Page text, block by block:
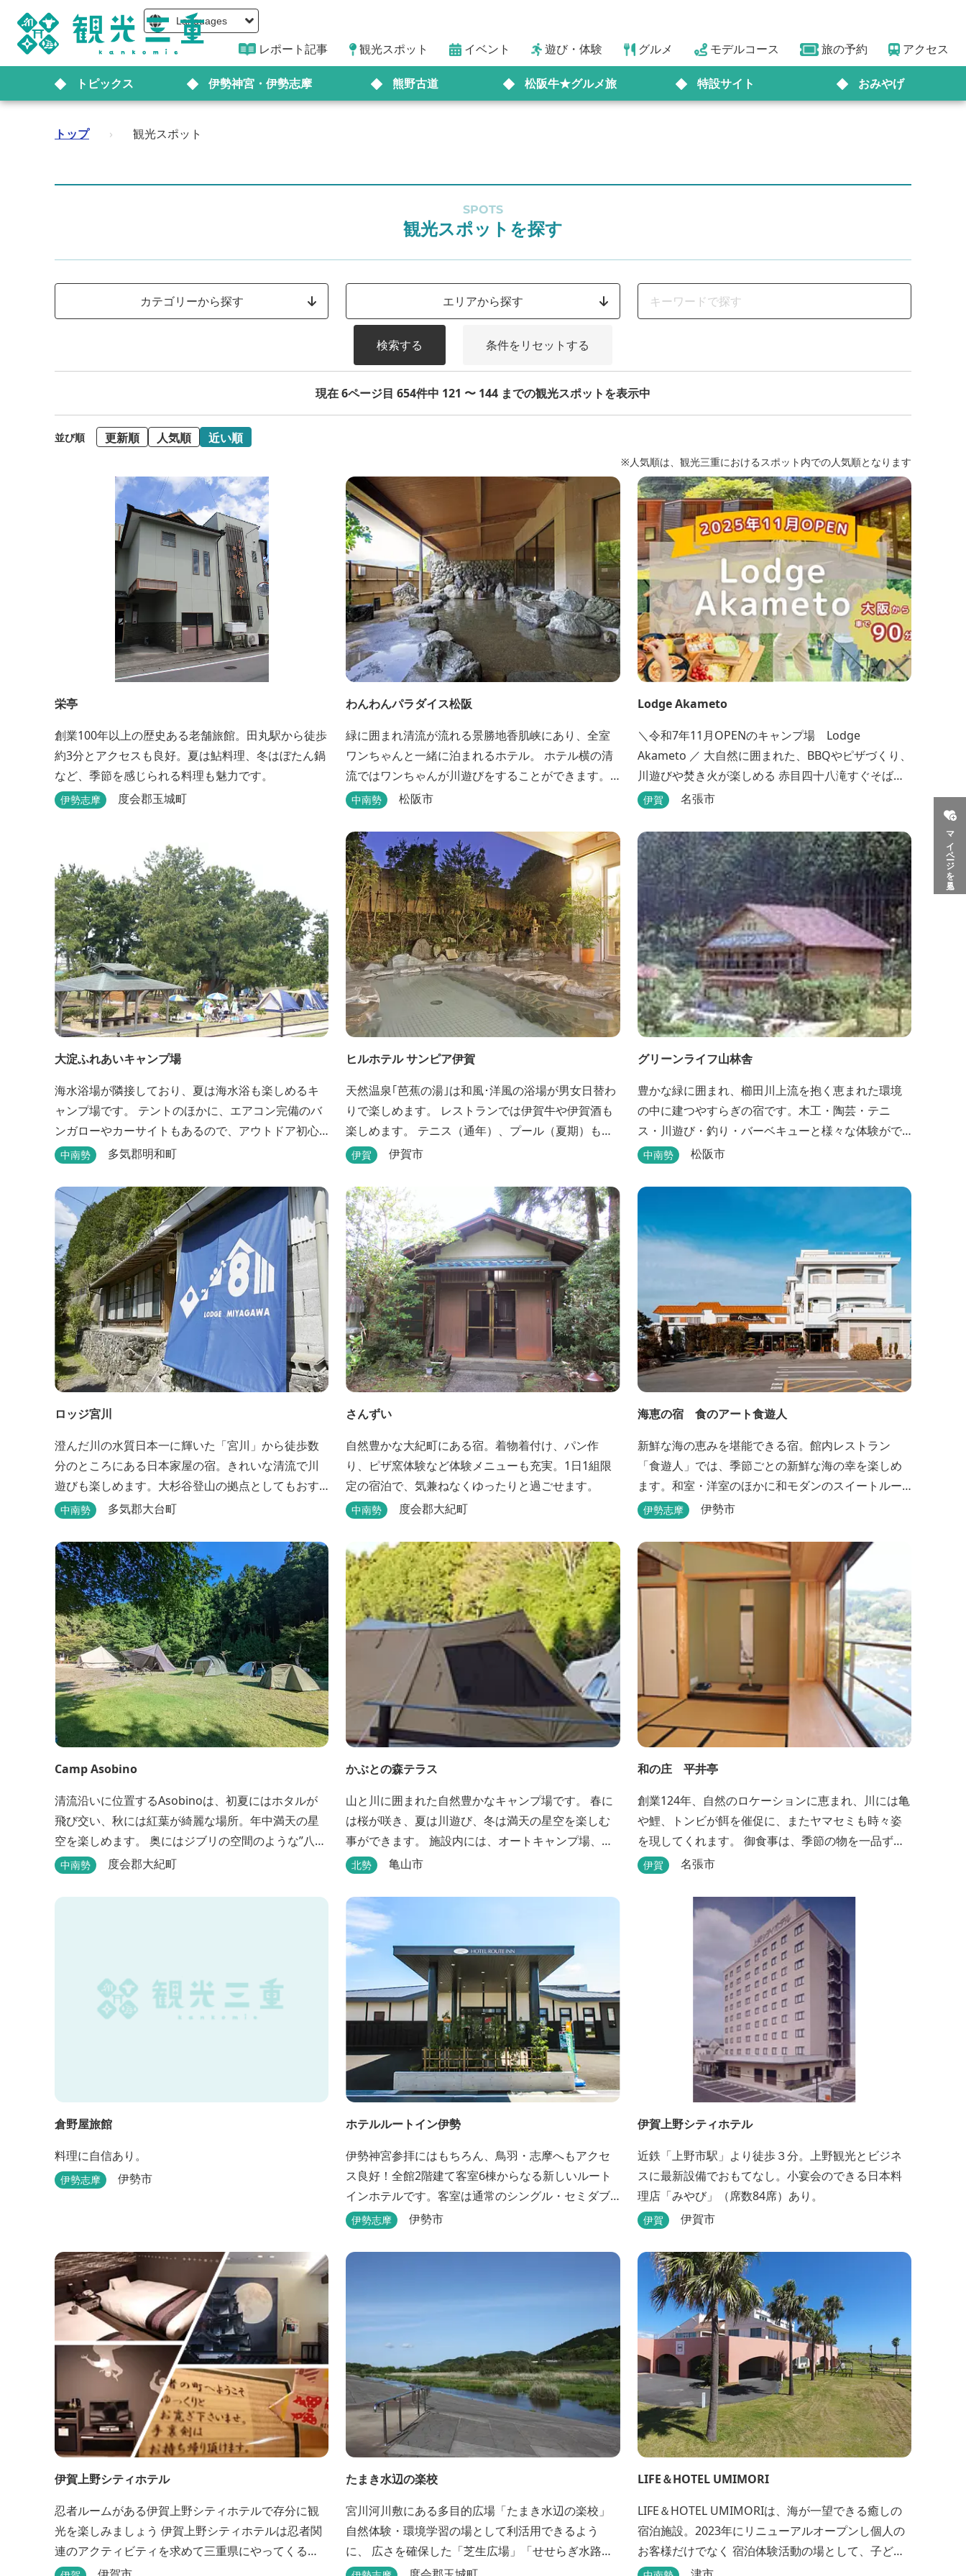
Languages
レポート記事 観光スポット イベント 遊び・体験 グルメ モデルコース 旅の予約 アクセス
トピックス 伊勢神宮・伊勢志摩 熊野古道 松阪牛★グルメ旅 特設サイト おみやげ
マイページを見る
トップ › 観光スポット
SPOTS
観光スポットを探す
カテゴリーから探す エリアから探す
検索する 条件をリセットする
現在 6ページ目 654件中 121 〜 144 までの観光スポットを表示中
並び順 更新順 人気順 近い順
※人気順は、観光三重におけるスポット内での人気順となります
栄亭
創業100年以上の歴史ある老舗旅館。田丸駅から徒歩
約3分とアクセスも良好。夏は鮎料理、冬はぼたん鍋
など、季節を感じられる料理も魅力です。
伊勢志摩 度会郡玉城町
わんわんパラダイス松阪
緑に囲まれ清流が流れる景勝地香肌峡にあり、全室
ワンちゃんと一緒に泊まれるホテル。 ホテル横の清
流ではワンちゃんが川遊びをすることができます。
天然温泉「香肌の湯」は鉄分を含んだお湯が特徴。
イト ワクワク松阪 へ。
中南勢 松阪市
Lodge Akameto
＼令和7年11月OPENのキャンプ場 Lodge
Akameto ／ 大自然に囲まれた、BBQやピザづくり、
川遊びや焚き火が楽しめる 赤目四十八滝すぐそばの
キャンプ場です。 ★大阪から車で90分・名古屋から
では、BBQをしながら子どもが川遊びをしているの
が見れる！ ★Wi-Fiがつながります！ ★日帰りBBQ
や大人数での研修も...
伊賀 名張市
大淀ふれあいキャンプ場
海水浴場が隣接しており、夏は海水浴も楽しめるキ
ャンプ場です。 テントのほかに、エアコン完備のバ
ンガローやカーサイトもあるので、アウトドア初心
者でも気軽にキャンプを楽しめます！ 管理棟、水
憩所、炊事場、水洗トイレ、毛布（有料）、駐車場
（宿泊の場合は無料、デイ利用の場合は有料）完備
しています。
中南勢 多気郡明和町
ヒルホテル サンピア伊賀
天然温泉｢芭蕉の湯｣は和風･洋風の浴場が男女日替わ
りで楽しめます。 レストランでは伊賀牛や伊賀酒も
楽しめます。 テニス（通年）、プール（夏期）もあ
ります。 伊賀流手裏剣道場、忍者変身処を常設して
http://www.hh-sunpia-iga.co.jp ※日替わりランチ、
日替わり薬湯などがタイムリーにチェックできま
す。
伊賀 伊賀市
グリーンライフ山林舎
豊かな緑に囲まれ、櫛田川上流を抱く恵まれた環境
の中に建つやすらぎの宿です。木工・陶芸・テニ
ス・川遊び・釣り・バーベキューと様々な体験がで
きます。心の一服にどうぞ。
中南勢 松阪市
ロッジ宮川
澄んだ川の水質日本一に輝いた「宮川」から徒歩数
分のところにある日本家屋の宿。きれいな清流で川
遊びも楽しめます。大杉谷登山の拠点としてもおす
すめです。
中南勢 多気郡大台町
さんずい
自然豊かな大紀町にある宿。着物着付け、パン作
り、ピザ窯体験など体験メニューも充実。1日1組限
定の宿泊で、気兼ねなくゆったりと過ごせます。
中南勢 度会郡大紀町
海恵の宿 食のアート食遊人
新鮮な海の恵みを堪能できる宿。館内レストラン
「食遊人」では、季節ごとの新鮮な海の幸を楽しめ
ます。和室・洋室のほかに和モダンのスイートルー
ムもあります。
伊勢志摩 伊勢市
Camp Asobino
清流沿いに位置するAsobinoは、初夏にはホタルが
飛び交い、秋には紅葉が綺麗な場所。年中満天の星
空を楽しめます。 奥にはジブリの空間のような”八重
谷湧水”、 他にも小さい鍾乳洞ですが太古を想像させ
wi-fi完備。テントサウナもご利用いただけます。 ま
中南勢 度会郡大紀町
かぶとの森テラス
山と川に囲まれた自然豊かなキャンプ場です。 春に
は桜が咲き、夏は川遊び、冬は満天の星空を楽しむ
事ができます。 施設内には、オートキャンプ場、芝
生のフリーサイト、林間のフリーサイトと3種類のキ
ンプを楽しむ事ができます。 テント泊が苦手な方
や、小さなお子様連れの方はコテージがおススメ。
大小合わせて6棟のコテージがあります。 キャン...
北勢 亀山市
和の庄 平井亭
創業124年、自然のロケーションに恵まれ、川には亀
や鯉、トンビが餌を催促に、またヤマセミも時々姿
を現してくれます。 御食事は、季節の物を一品ず
つ、手作りの味を楽しんで頂いております。（宿泊
伊賀 名張市
倉野屋旅館
料理に自信あり。
伊勢志摩 伊勢市
ホテルルートイン伊勢
伊勢神宮参拝にはもちろん、鳥羽・志摩へもアクセ
ス良好！全館2階建て客室6棟からなる新しいルート
インホテルです。客室は通常のシングル・セミダブ
ル・ ツインの他、畳敷きの和室もご用意しておりま
でお部屋でおくつろぎください。 また、朝食バイキ
備、全室インターネット回線完備（Wi-Fi・LAN接...
伊勢志摩 伊勢市
伊賀上野シティホテル
近鉄「上野市駅」より徒歩３分。上野観光とビジネ
スに最新設備でおもてなし。小宴会のできる日本料
理店「みやび」（席数84席）あり。
伊賀 伊賀市
伊賀上野シティホテル
忍者ルームがある伊賀上野シティホテルで存分に観
光を楽しみましょう 伊賀上野シティホテルは忍者関
連のアクティビティを求めて三重県にやってくる
人々に人気のホテルです。こちらのホテルには、忍
たまき水辺の楽校
宮川河川敷にある多目的広場「たまき水辺の楽校」
自然体験・環境学習の場として利活用できるよう
に、 広さを確保した「芝生広場」「せせらぎ水路」
等が整備されています。 芝生広場でのスポーツやバ
LIFE＆HOTEL UMIMORI
LIFE＆HOTEL UMIMORIは、海が一望できる癒しの
宿泊施設。2023年にリニューアルオープンし個人の
お客様だけでなく 宿泊体験活動の場として、子ども
や青少年から大人の方まで、どなたでもご利用いた